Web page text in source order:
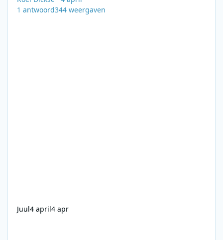
1 antwoord344 weergaven
Juul4 april4 apr